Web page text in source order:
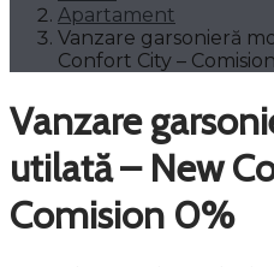
Apartament
Vanzare garsonieră
Confort City –
Vanzare
utilată – New
Comision 0%